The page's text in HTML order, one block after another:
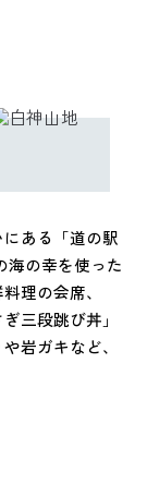
ある「道の駅
海の幸を使った
理の会席、
三段跳び丼」
岩ガキなど、